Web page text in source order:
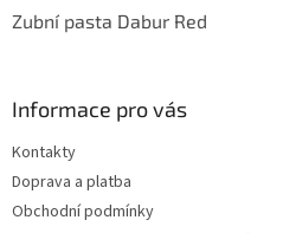
Zubní pasta Dabur Red
Informace pro vás
Kontakty
Doprava a platba
Obchodní podmínky